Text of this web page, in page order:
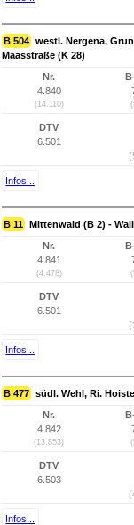
B 504 westl. Nergena,
Maasstraße (K 28)
Nr.
4.840
(14.110)
DTV
6.501
Infos...
B 11 Mittenwald (B 2) -
Nr.
4.841
(4.478)
DTV
6.501
Infos...
B 477 südl. Wehl, Ri.
Nr.
4.842
(13.853)
DTV
6.503
Infos...